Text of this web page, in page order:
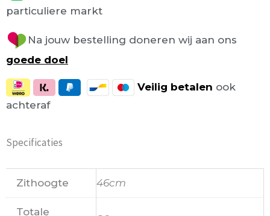
particuliere markt
Na jouw bestelling doneren wij aan ons
goede doel
Veilig betalen ook
achteraf
Specificaties
Zithoogte 46cm
Totale